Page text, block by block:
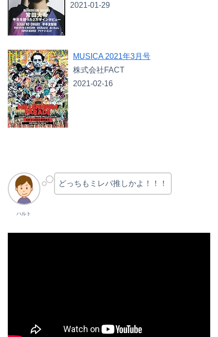
2021-01-29
MUSICA 2021年3月号
株式会社FACT
2021-02-16
ハルト
どっちもミレパ推しかよ！！！